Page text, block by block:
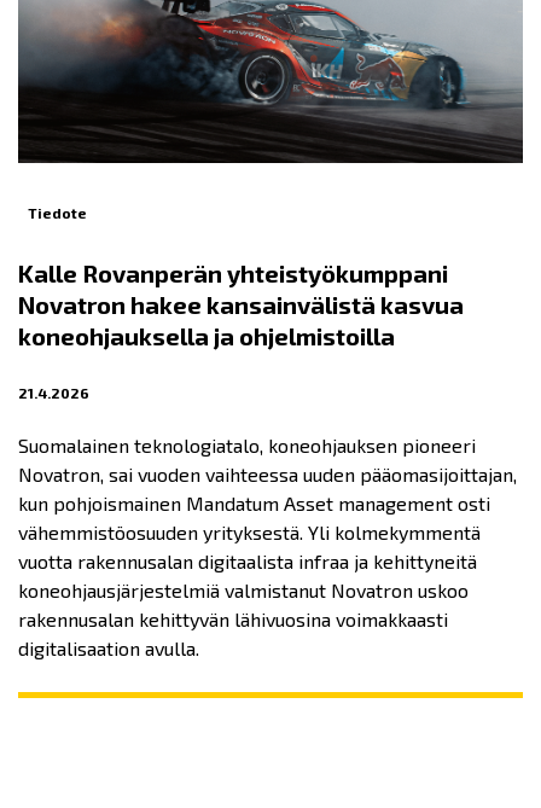
Tiedote
Kalle Rovanperän yhteistyökumppani
Novatron hakee kansainvälistä kasvua
koneohjauksella ja ohjelmistoilla
21.4.2026
Suomalainen teknologiatalo, koneohjauksen pioneeri
Novatron, sai vuoden vaihteessa uuden pääomasijoittajan,
kun pohjoismainen Mandatum Asset management osti
vähemmistöosuuden yrityksestä. Yli kolmekymmentä
vuotta rakennusalan digitaalista infraa ja kehittyneitä
koneohjausjärjestelmiä valmistanut Novatron uskoo
rakennusalan kehittyvän lähivuosina voimakkaasti
digitalisaation avulla.